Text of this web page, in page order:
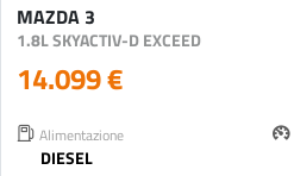
MAZDA 3
1.8L SKYACTIV-D EXCEED
14.099 €
Alimentazione
DIESEL